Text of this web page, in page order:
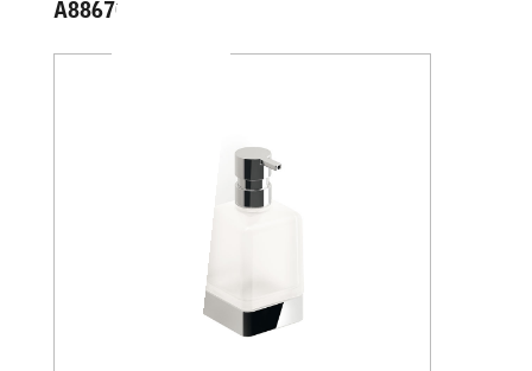
A88670